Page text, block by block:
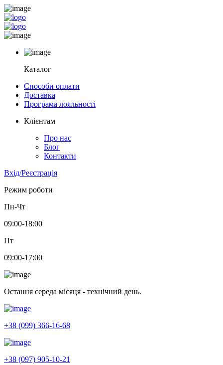
Каталог
Способи оплати
Доставка
Програма лояльності
Клієнтам
Про нас
Блог
Контакти
Вхід/Реєстрація
Режим роботи
Пн-Чт
09:00-18:00
Пт
09:00-17:00
Остання середа місяця - технічний день.
+38 (099) 366-16-68
+38 (097) 905-10-21